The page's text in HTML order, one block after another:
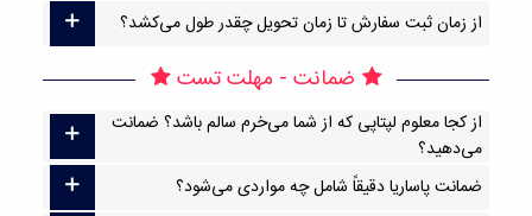
از زمان ثبت سفارش تا زمان تحویل چقدر طول می‌کشد؟
ضمانت - مهلت تست
از کجا معلوم لپتاپی که از شما می‌خرم سالم باشد؟ ضمانت
می‌دهید؟
ضمانت پاساریا دقیقاً شامل چه مواردی می‌شود؟